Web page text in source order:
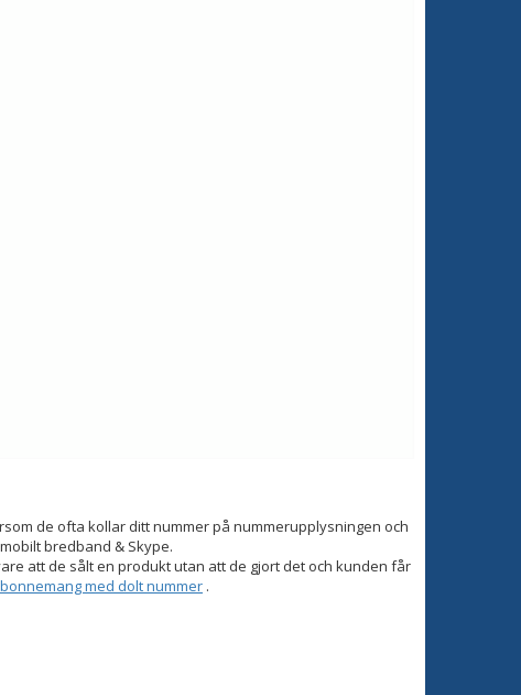
de ofta kollar ditt nummer på nummerupplysningen och
bredband & Skype.
att de sålt en produkt utan att de gjort det och kunden får
med dolt nummer .